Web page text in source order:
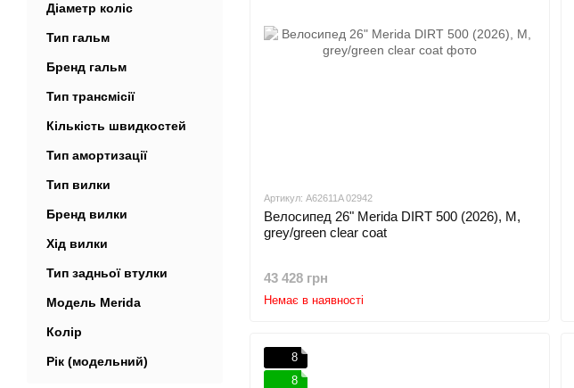
Артикул: A62611A 02942
Велосипед 26" Merida DIRT 500 (2026), M,
grey/green clear coat
43 428 грн
Немає в наявності
8
8
Діаметр коліс
Тип гальм
Бренд гальм
Тип трансмісії
Кількість швидкостей
Тип амортизації
Тип вилки
Бренд вилки
Хід вилки
Тип задньої втулки
Модель Merida
Колір
Рік (модельний)